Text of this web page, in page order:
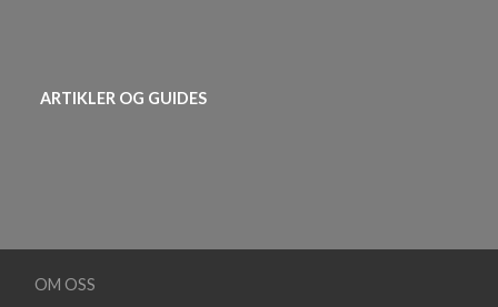
ARTIKLER OG GUIDES
OM OSS